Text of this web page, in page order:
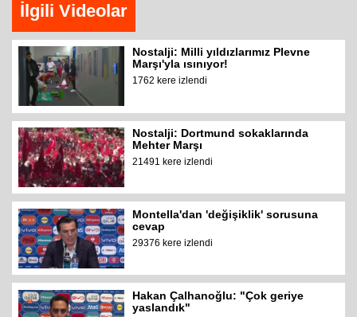
İlgili Videolar
Nostalji: Milli yıldızlarımız Plevne
Marşı'yla ısınıyor!
1762 kere izlendi
Nostalji: Dortmund sokaklarında
Mehter Marşı
21491 kere izlendi
Montella'dan 'değişiklik' sorusuna
cevap
29376 kere izlendi
Hakan Çalhanoğlu: "Çok geriye
yaslandık"